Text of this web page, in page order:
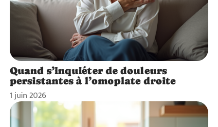
Quand s’inquiéter de douleurs
persistantes à l’omoplate droite
1 juin 2026